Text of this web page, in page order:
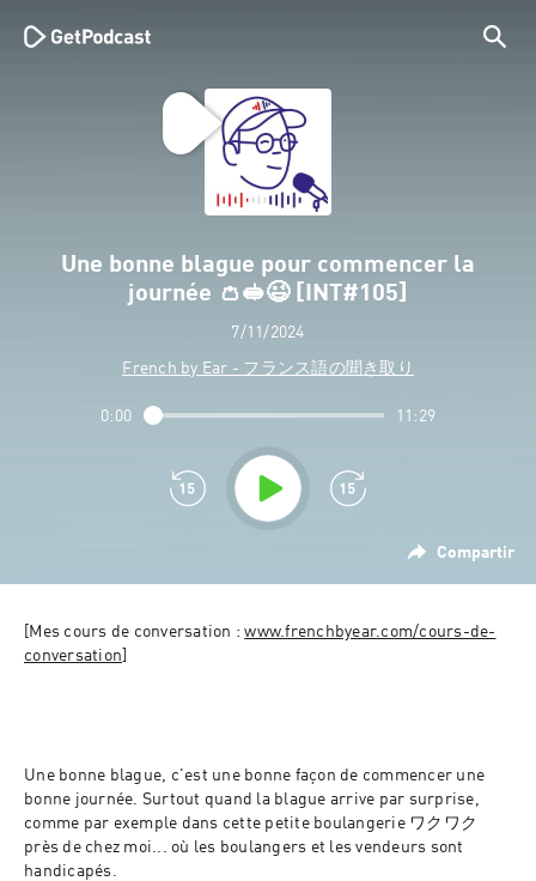
Une bonne blague pour commencer la
journée 👛🥪😉 [INT#105]
7/11/2024
French by Ear - フランス語の聞き取り
Compartir
0:00 11:29
[Mes cours de conversation : www.frenchbyear.com/cours-de-
conversation
Une bonne blague, c'est une bonne façon de commencer une
bonne journée. Surtout quand la blague arrive par surprise,
comme par exemple dans cette petite boulangerie ワクワク
près de chez moi... où les boulangers et les vendeurs sont
handicapés.